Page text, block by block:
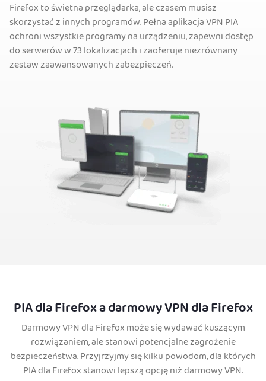
Firefox to świetna przeglądarka, ale czasem musisz
skorzystać z innych programów. Pełna aplikacja VPN PIA
ochroni wszystkie programy na urządzeniu, zapewni dostęp
do serwerów w 73 lokalizacjach i zaoferuje niezrównany
zestaw zaawansowanych zabezpieczeń.
PIA dla Firefox a darmowy VPN dla Firefox
Darmowy VPN dla Firefox może się wydawać kuszącym
rozwiązaniem, ale stanowi potencjalne zagrożenie
bezpieczeństwa. Przyjrzyjmy się kilku powodom, dla których
PIA dla Firefox stanowi lepszą opcję niż darmowy VPN.